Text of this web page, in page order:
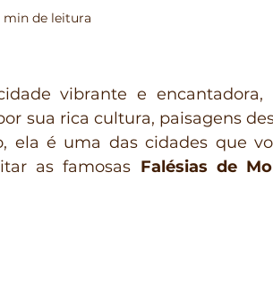
Internacional
min de leitura
vibrante e encantadora,
sua rica cultura, paisagens
ela é uma das cidades que
as famosas Falésias de